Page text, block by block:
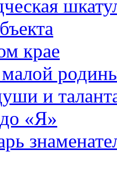
крае
и
«Я»